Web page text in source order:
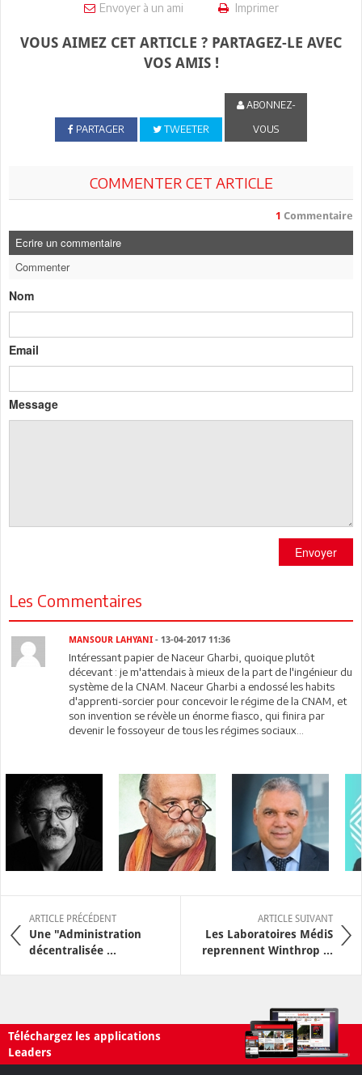
Envoyer à un ami Imprimer
VOUS AIMEZ CET ARTICLE ? PARTAGEZ-LE AVEC
VOS AMIS !
PARTAGER TWEETER
ABONNEZ-
VOUS
COMMENTER CET ARTICLE
1 Commentaire
Ecrire un commentaire
Commenter
Nom
Email
Message
Envoyer
Les Commentaires
MANSOUR LAHYANI - 13-04-2017 11:36
Intéressant papier de Naceur Gharbi, quoique plutôt
décevant : je m'attendais à mieux de la part de l'ingénieur du
système de la CNAM. Naceur Gharbi a endossé les habits
d'apprenti-sorcier pour concevoir le régime de la CNAM, et
son invention se révèle un énorme fiasco, qui finira par
devenir le fossoyeur de tous les régimes sociaux...
ARTICLE PRÉCÉDENT
Une "Administration
décentralisée ...
ARTICLE SUIVANT
Les Laboratoires MédiS
reprennent Winthrop ...
Téléchargez les applications
Leaders